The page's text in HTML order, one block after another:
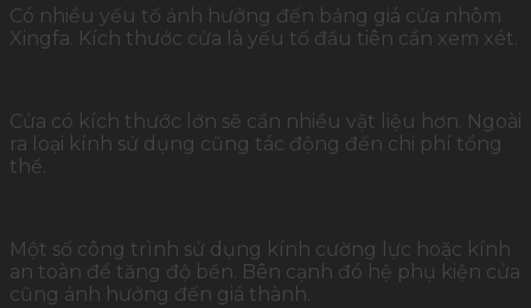
Có nhiều yếu tố ảnh hưởng đến bảng giá cửa nhôm
Xingfa. Kích thước cửa là yếu tố đầu tiên cần xem xét.
Cửa có kích thước lớn sẽ cần nhiều vật liệu hơn. Ngoài
ra loại kính sử dụng cũng tác động đến chi phí tổng
thể.
Một số công trình sử dụng kính cường lực hoặc kính
an toàn để tăng độ bền. Bên cạnh đó hệ phụ kiện cửa
cũng ảnh hưởng đến giá thành.